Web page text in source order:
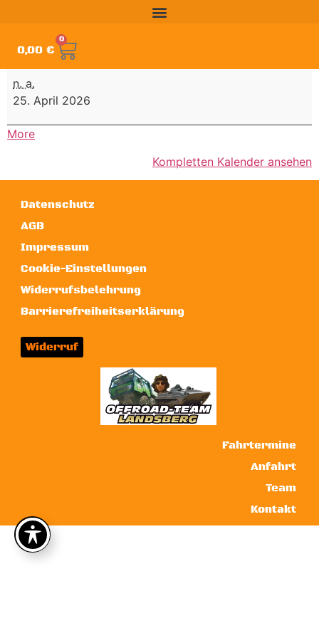
0,00 €
0
n. a.
25. April 2026
More
Kompletten Kalender ansehen
Datenschutz
AGB
Impressum
Cookie-Einstellungen
Widerrufsbelehrung
Barrierefreiheitserklärung
Widerruf
Fahrtermine
Anfahrt
Team
Kontakt